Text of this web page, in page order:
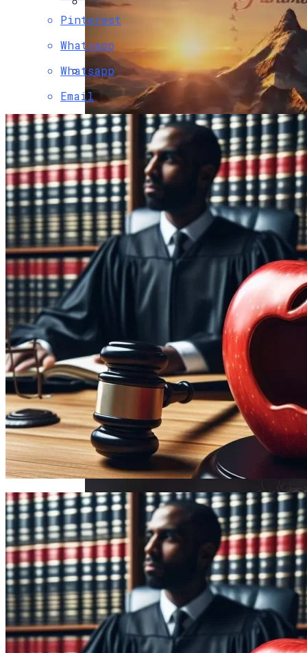
Гаражные Ворота Рольставни
Два Прораба — Информационный
Строительный Портал
Двухэтажный Дом: Подготовительный
Этап Строительства, Основные Этапы
Возведения
Проекты Домов Для Узких Длинных
Участков
Проект Дома С Верандой И Террасой +
Фото
Фотопринтер HP Sprocket — Обзор
Устройства Для Мобильной Печати
HP Z38c — Обзор 38-Дюймового
Изогнутого И Ультраширокого
Монитора
Paramount Получит Права На
Трансляцию UFC В США За $7,7 Млрд
Усик И Дюбуа Проведут Бой-Реванш 19
Июля На «Уэмбли»
Pinterest
Whatsapp
Whatsapp
Email